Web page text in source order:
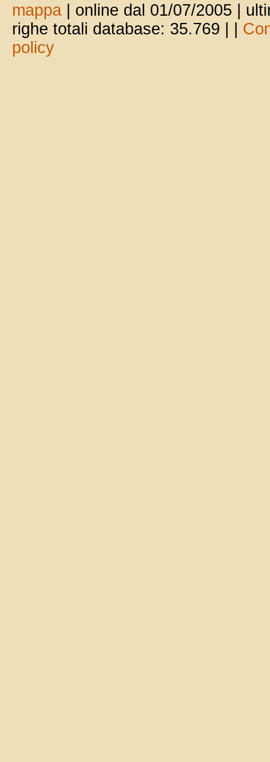
mappa | online dal 01/07/2005 |
righe totali database: 35.769 |
policy